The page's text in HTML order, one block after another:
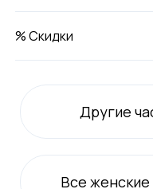
% Скидки
Другие
Всеженские